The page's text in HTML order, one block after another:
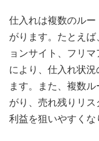
仕入れは複数のル
がります。たとえ
ョンサイト、フリ
により、仕入れ状
ます。また、複数
がり、売れ残りリ
利益を狙いやすくな